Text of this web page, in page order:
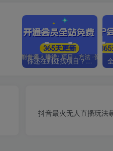
你还在到处找项目？还在当韭菜？我靠卖项目一个月收入5万+，曾经我也是个失败者。
抖音最火无人直播玩法